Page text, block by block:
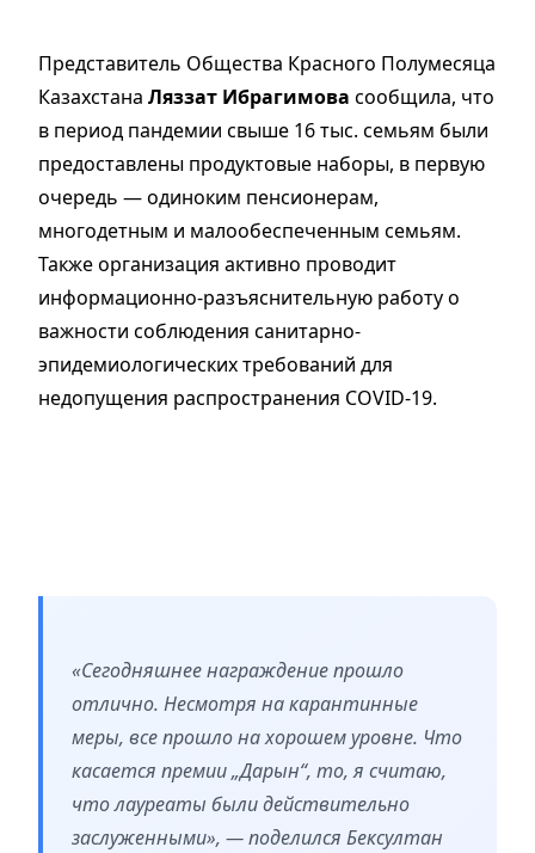
Представитель Общества Красного Полумесяца
Казахстана Ляззат Ибрагимова сообщила, что
в период пандемии свыше 16 тыс. семьям были
предоставлены продуктовые наборы, в первую
очередь — одиноким пенсионерам,
многодетным и малообеспеченным семьям.
Также организация активно проводит
информационно-разъяснительную работу о
важности соблюдения санитарно-
эпидемиологических требований для
недопущения распространения COVID-19.
«Сегодняшнее награждение прошло
отлично. Несмотря на карантинные
меры, все прошло на хорошем уровне. Что
касается премии „Дарын“, то, я считаю,
что лауреаты были действительно
заслуженными», — поделился Бексултан